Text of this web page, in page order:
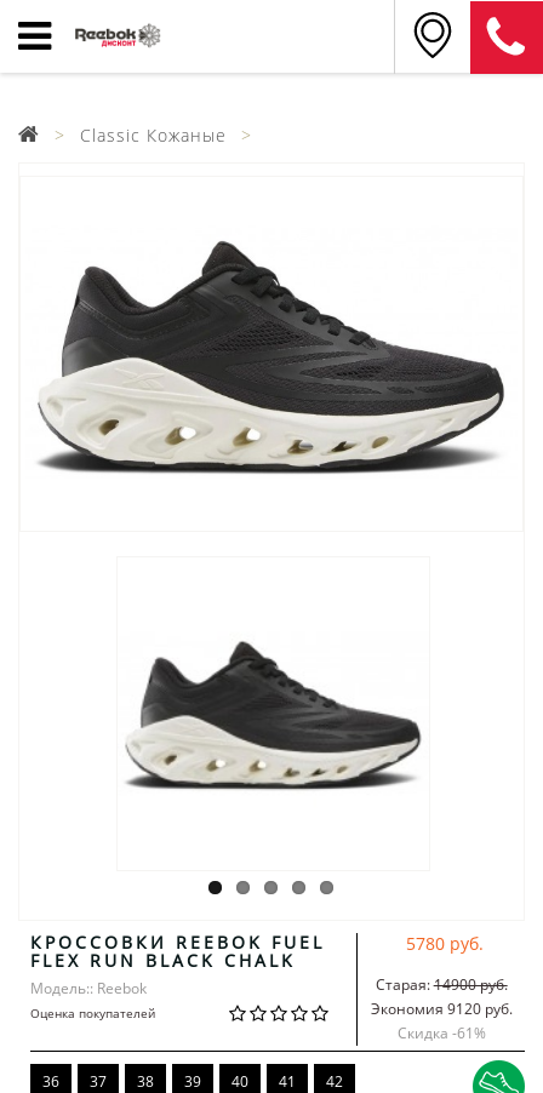
Classic Кожаные
КРОССОВКИ REEBOK FUEL
FLEX RUN BLACK CHALK
Модель:: Reebok
Оценка покупателей
5780 руб.
Старая:14900 руб.
Экономия 9120 руб.
Скидка -61%
36 37 38 39 40 41 42